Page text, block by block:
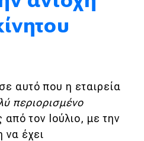
αυτό που η εταιρεία
περιορισμένο
από τον Ιούλιο, με την
να έχει